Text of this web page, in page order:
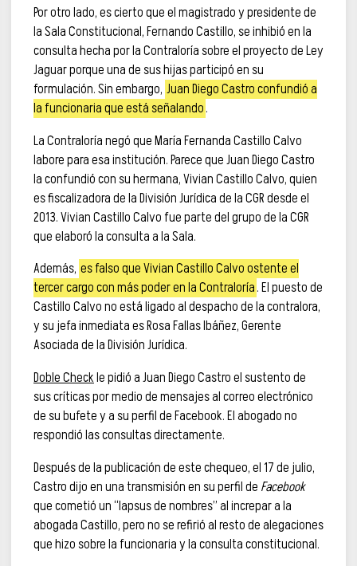
Por otro lado, es cierto que el magistrado y presidente de
la Sala Constitucional, Fernando Castillo, se inhibió en la
consulta hecha por la Contraloría sobre el proyecto de Ley
Jaguar porque una de sus hijas participó en su
formulación. Sin embargo, Juan Diego Castro confundió a
la funcionaria que está señalando.
La Contraloría negó que María Fernanda Castillo Calvo
labore para esa institución. Parece que Juan Diego Castro
la confundió con su hermana, Vivian Castillo Calvo, quien
es fiscalizadora de la División Jurídica de la CGR desde el
2013. Vivian Castillo Calvo fue parte del grupo de la CGR
que elaboró la consulta a la Sala.
Además, es falso que Vivian Castillo Calvo ostente el
tercer cargo con más poder en la Contraloría. El puesto de
Castillo Calvo no está ligado al despacho de la contralora,
y su jefa inmediata es Rosa Fallas lbáñez, Gerente
Asociada de la División Jurídica.
Doble Checkle pidió a Juan Diego Castro el sustento de
sus críticas por medio de mensajes al correo electrónico
de su bufete y a su perfil de Facebook. El abogado no
respondió las consultas directamente.
Después de la publicación de este chequeo, el 17 de julio,
Castro dijo en una transmisión en su perfil de Facebook
que cometió un “lapsus de nombres” al increpar a la
abogada Castillo, pero no se refirió al resto de alegaciones
que hizo sobre la funcionaria y la consulta constitucional.